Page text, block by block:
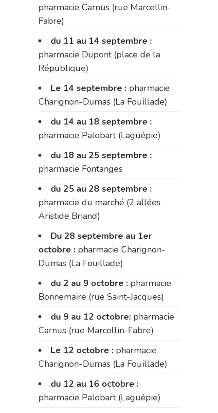
pharmacie Carnus (rue Marcellin-
Fabre)
du 11 au 14 septembre :
pharmacie Dupont (place de la
République)
Le 14 septembre : pharmacie
Charignon-Dumas (La Fouillade)
du 14 au 18 septembre :
pharmacie Palobart (Laguépie)
du 18 au 25 septembre :
pharmacie Fontanges
du 25 au 28 septembre :
pharmacie du marché (2 allées
Aristide Briand)
Du 28 septembre au 1er
octobre : pharmacie Charignon-
Dumas (La Fouillade)
du 2 au 9 octobre : pharmacie
Bonnemaire (rue Saint-Jacques)
du 9 au 12 octobre: pharmacie
Carnus (rue Marcellin-Fabre)
Le 12 octobre : pharmacie
Charignon-Dumas (La Fouillade)
du 12 au 16 octobre :
pharmacie Palobart (Laguépie)